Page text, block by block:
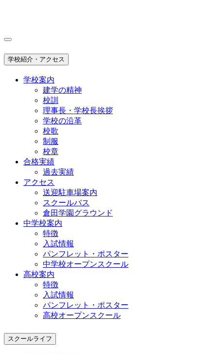
学校紹介・アクセス
学校案内
建学の精神
校訓
理事長・学校長挨拶
学校の沿革
校歌
制服
校章
合格実績
過去実績
アクセス
送迎駐車場案内
スクールバス
倉田学園グラウンド
中学校案内
特徴
入試情報
パンフレット・ポスター
中学校オープンスクール
高校案内
特徴
入試情報
パンフレット・ポスター
高校オープンスクール
スクールライフ